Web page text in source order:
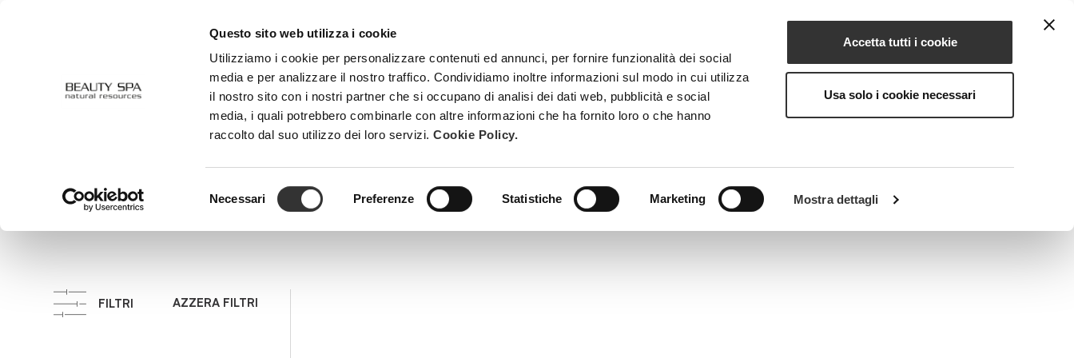
Questo sito web utilizza i cookie
Utilizziamo i cookie per personalizzare contenuti ed annunci, per fornire funzionalità dei social
media e per analizzare il nostro traffico. Condividiamo inoltre informazioni sul modo in cui utilizza
il nostro sito con i nostri partner che si occupano di analisi dei dati web, pubblicità e social
media, i quali potrebbero combinarle con altre informazioni che ha fornito loro o che hanno
raccolto dal suo utilizzo dei loro servizi.Cookie Policy.
del
Necessari Preferenze Statistiche Marketing Mostra dettagli
Accetta tutti i cookie
Usa solo i cookie necessari
CONTATTI
FILTRI AZZERA FILTRI